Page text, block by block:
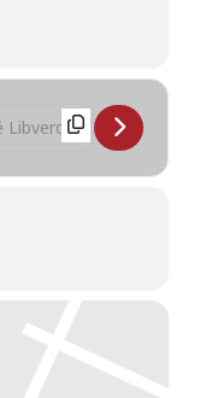
Jarní třetí Edgart
Address - Jarní třetí